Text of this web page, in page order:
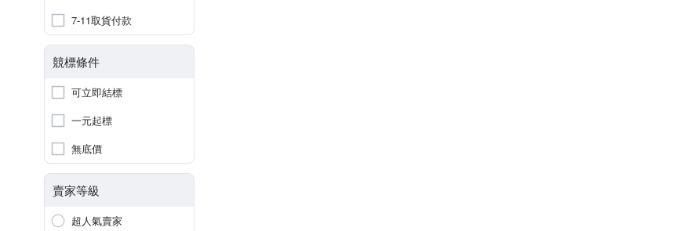
7-11取貨付款
競標條件
可立即結標
一元起標
無底價
賣家等級
超人氣賣家